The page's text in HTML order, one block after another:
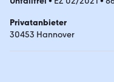
Privatanbieter
30453 Hannover